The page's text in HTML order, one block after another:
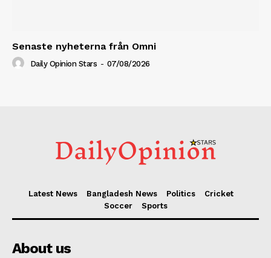
Senaste nyheterna från Omni
Daily Opinion Stars - 07/08/2026
Latest News Bangladesh News Politics
Cricket
Soccer
Sports
About us